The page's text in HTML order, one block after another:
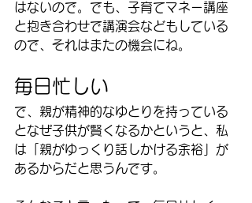
はないので。でも、子育てマネー講座
と抱き合わせで講演会などもしている
ので、それはまたの機会にね。
毎日忙しい
で、親が精神的なゆとりを持っている
となぜ子供が賢くなるかというと、私
は「親がゆっくり話しかける余裕」が
あるからだと思うんです。